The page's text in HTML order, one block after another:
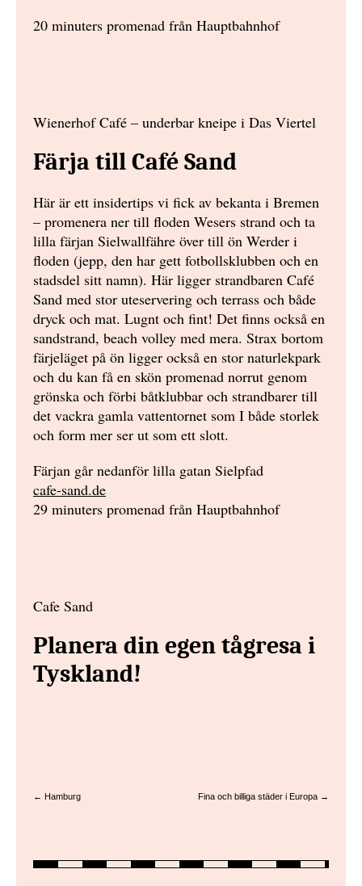
20 minuters promenad från Hauptbahnhof
Wienerhof Café – underbar kneipe i Das Viertel
Färja till Café Sand
Här är ett insidertips vi fick av bekanta i Bremen
– promenera ner till floden Wesers strand och ta
lilla färjan Sielwallfähre över till ön Werder i
floden (jepp, den har gett fotbollsklubben och en
stadsdel sitt namn). Här ligger strandbaren Café
Sand med stor uteservering och terrass och både
dryck och mat. Lugnt och fint! Det finns också en
sandstrand, beach volley med mera. Strax bortom
färjeläget på ön ligger också en stor naturlekpark
och du kan få en skön promenad norrut genom
grönska och förbi båtklubbar och strandbarer till
det vackra gamla vattentornet som I både storlek
och form mer ser ut som ett slott.
Färjan går nedanför lilla gatan Sielpfad
cafe-sand.de
29 minuters promenad från Hauptbahnhof
Cafe Sand
Planera din egen tågresa i
Tyskland!
← Hamburg Fina och billiga städer i Europa →